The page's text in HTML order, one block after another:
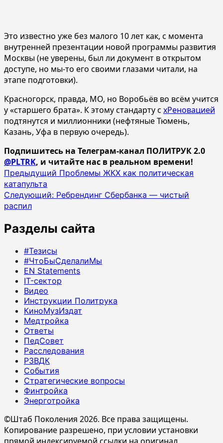
Это известно уже без малого 10 лет как, с момента
внутренней презентации новой программы развития
Москвы (не уверены, был ли документ в открытом
доступе, но мы-то его своими глазами читали, на
этапе подготовки).
Красногорск, правда, МО, но Воробьёв во всём учится
у «старшего брата». К этому стандарту с хРеновацией
подтянутся и миллионники (нефтяные Тюмень,
Казань, Уфа в первую очередь).
Подпишитесь на Телеграм-канал ПОЛИТРУК 2.0
@PLTRK, и читайте нас в реальном времени!
Навигация
записи
Предыдущий Проблемы ЖКХ как политическая
катапульта
Следующий: Ребрендинг Сбербанка — чистый
распил
Разделы сайта
#Тезисы
#ЧтоБыСделалиМы
EN Statements
IT-сектор
Видео
Инструкции Политрука
КиноМузИздат
Медтройка
Ответы
ПедСовет
Расследования
РЗВДК
События
Стратегические вопросы
Финтройка
Энерготройка
©Штаб Поколения 2026. Все права защищены.
Копирование разрешено, при условии установки